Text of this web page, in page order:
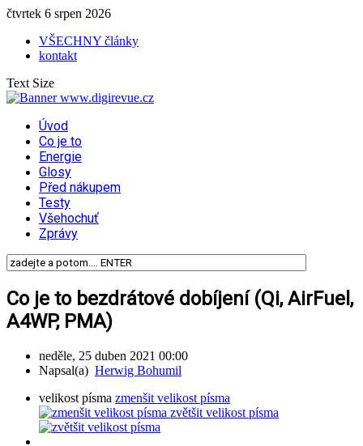
čtvrtek 6 srpen 2026
VŠECHNY články
kontakt
Text Size
Úvod
Co je to
Energie
Glosy
Před nákupem
Testy
Všehochuť
Zprávy
Co je to bezdrátové dobíjení (Qi, AirFuel,
A4WP, PMA)
neděle, 25 duben 2021 00:00
Napsal(a) Herwig Bohumil
velikost písma zmenšit velikost písma
zvětšit velikost písma